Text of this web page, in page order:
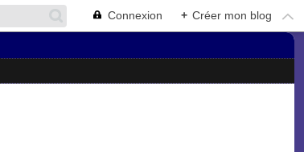
Connexion + Créer mon blog